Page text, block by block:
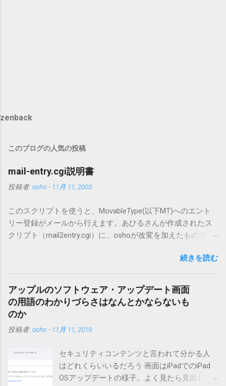
zenback
このブログの人気の投稿
mail-entry.cgi説明書
投稿者: osho - 11月 11, 2003
このスクリプトを使うと、MovableType(以下MT)へのエント
リー登録がメールから行えます。あひるさんが作成されたス
クリプト（mail2entry.cgi）に、oshoが改変を加えたもので
ーも出来ます。 バージョン0.5.3以降の動作確認はMT3.11で行
っています。0.5.2まではMT2.661で確認していました。0.5.3以
降もたぶん動くと思います。 現在のバージョンは0.5.3です。
（2004/12/4リリース）※0.6.3を公開しています。まだ心配な
点が多いため、こちらにはリンクしていません。安定を求め
る方は0.5.3を、新版の機能が必要な方は0.6.3をご利用くださ
い。 こちら からどうぞ。 0.3.6までのバージョンに、エント
版へのアップデートを強くお勧めしてます。 mail-entry.zipを
ダウンロードするにはここをクリックしてください。
（Windowsから解凍したフォルダを見ると「_MACOSX」とい
続きを読む
アップルのソフトウェア・アップデート画面
の用語のわかりづらさはなんとかならないも
のか
投稿者: osho - 11月 11, 2019
セキュリティコンテンツと言われて分かる人
はどれくらいいるだろう 画面はiPadでのiPad
OSアップデートの様子。よく見たら見出しは